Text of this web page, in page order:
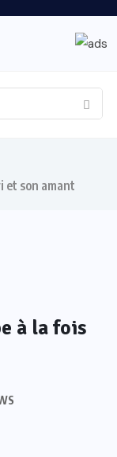
et son amant
à la fois